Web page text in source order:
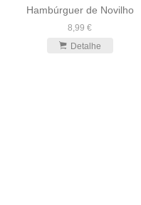
Hambúrguer de Novilho
8,99 €
Detalhe